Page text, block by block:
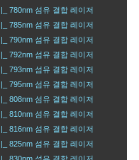
|_ 780nm 섬유 결합 레이저
|_ 785nm 섬유 결합 레이저
|_ 790nm 섬유 결합 레이저
|_ 792nm 섬유 결합 레이저
|_ 793nm 섬유 결합 레이저
|_ 795nm 섬유 결합 레이저
|_ 808nm 섬유 결합 레이저
|_ 810nm 섬유 결합 레이저
|_ 816nm 섬유 결합 레이저
|_ 825nm 섬유 결합 레이저